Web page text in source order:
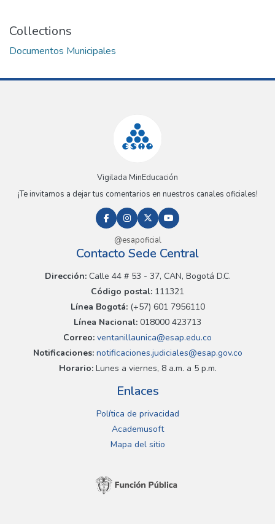
Collections
Documentos Municipales
Vigilada MinEducación
¡Te invitamos a dejar tus comentarios en nuestros canales oficiales!
@esapoficial
Contacto Sede Central
Dirección:Calle 44 # 53 - 37, CAN, Bogotá D.C.
Código postal: 111321
Línea Bogotá:(+57) 601 7956110
Línea Nacional: 018000 423713
Correo: ventanillaunica@esap.edu.co
Notificaciones:notificaciones.judiciales@esap.gov.co
Horario:Lunes a viernes, 8 a.m. a 5 p.m.
Enlaces
Política de privacidad
Academusoft
Mapa del sitio